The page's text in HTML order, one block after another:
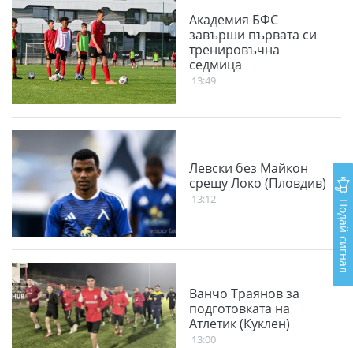
Академия БФС
завърши първата си
тренировъчна
седмица
13:49
Левски без Майкон
срещу Локо (Пловдив)
13:12
Ванчо Траянов за
подготовката на
Атлетик (Куклен)
13:00
Подай сигнал